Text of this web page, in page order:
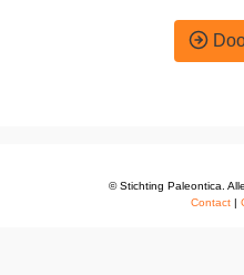
© Stichting Paleontica.
Contact|